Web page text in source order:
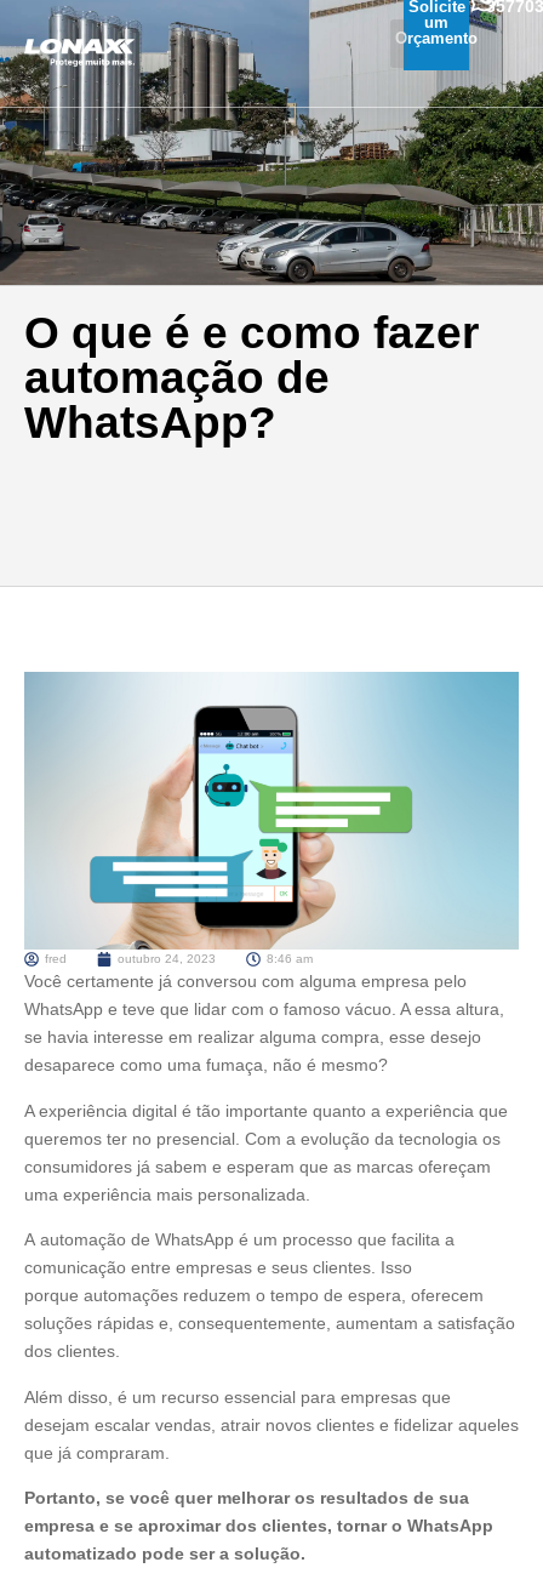
Solicite
um
Orçamento
O que é e como fazer
automação de
WhatsApp?
fred outubro 24, 2023 8:46 am
Você certamente já conversou com alguma empresa pelo
WhatsApp e teve que lidar com o famoso vácuo. A essa altura,
se havia interesse em realizar alguma compra, esse desejo
desaparece como uma fumaça, não é mesmo?
A experiência digital é tão importante quanto a experiência que
queremos ter no presencial. Com a evolução da tecnologia os
consumidores já sabem e esperam que as marcas ofereçam
uma experiência mais personalizada.
A automação de WhatsApp é um processo que facilita a
comunicação entre empresas e seus clientes. Isso
porque automações reduzem o tempo de espera, oferecem
soluções rápidas e, consequentemente, aumentam a satisfação
dos clientes.
Além disso, é um recurso essencial para empresas que
desejam escalar vendas, atrair novos clientes e fidelizar aqueles
que já compraram.
Portanto, se você quer melhorar os resultados de sua
empresa e se aproximar dos clientes, tornar o WhatsApp
automatizado pode ser a solução.